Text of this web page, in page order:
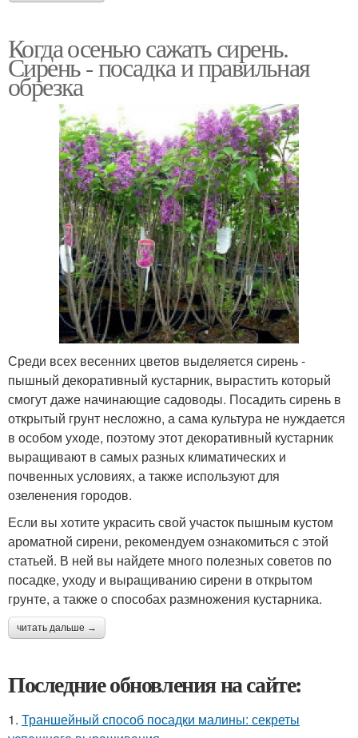
Когда осенью сажать сирень.
Сирень - посадка и правильная
обрезка
Среди всех весенних цветов выделяется сирень -
пышный декоративный кустарник, вырастить который
смогут даже начинающие садоводы. Посадить сирень в
открытый грунт несложно, а сама культура не нуждается
в особом уходе, поэтому этот декоративный кустарник
выращивают в самых разных климатических и
почвенных условиях, а также используют для
озеленения городов.
Если вы хотите украсить свой участок пышным кустом
ароматной сирени, рекомендуем ознакомиться с этой
статьей. В ней вы найдете много полезных советов по
посадке, уходу и выращиванию сирени в открытом
грунте, а также о способах размножения кустарника.
читать дальше →
Последние обновления на сайте:
1. Траншейный способ посадки малины: секреты